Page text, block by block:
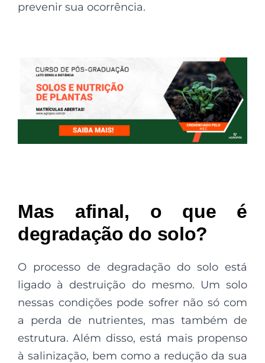
prevenir sua ocorrência.
Mas afinal, o que é
degradação do solo?
O processo de degradação do solo está
ligado à destruição do mesmo. Um solo
nessas condições pode sofrer não só com
a perda de nutrientes, mas também de
estrutura. Além disso, está mais propenso
à salinização, bem como a redução da sua